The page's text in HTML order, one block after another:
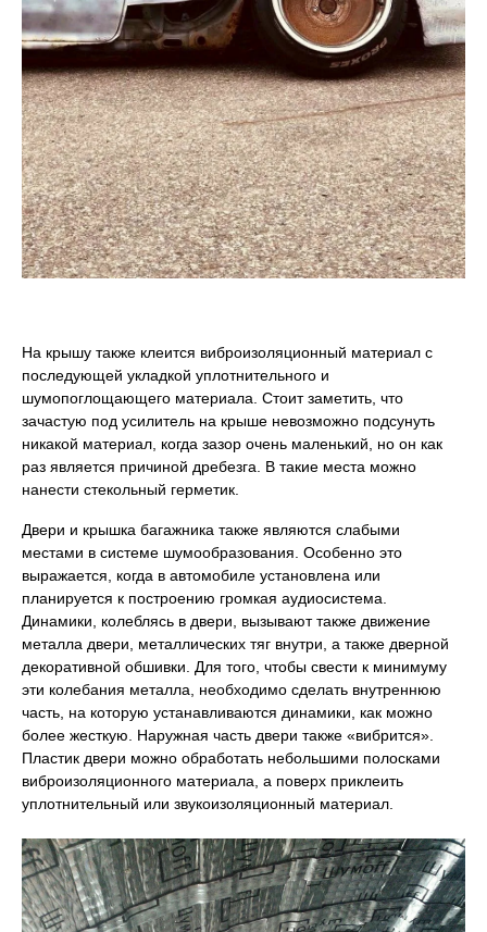
На крышу также клеится виброизоляционный материал с
последующей укладкой уплотнительного и
шумопоглощающего материала. Стоит заметить, что
зачастую под усилитель на крыше невозможно подсунуть
никакой материал, когда зазор очень маленький, но он как
раз является причиной дребезга. В такие места можно
нанести стекольный герметик.
Двери и крышка багажника также являются слабыми
местами в системе шумообразования. Особенно это
выражается, когда в автомобиле установлена или
планируется к построению громкая аудиосистема.
Динамики, колеблясь в двери, вызывают также движение
металла двери, металлических тяг внутри, а также дверной
декоративной обшивки. Для того, чтобы свести к минимуму
эти колебания металла, необходимо сделать внутреннюю
часть, на которую устанавливаются динамики, как можно
более жесткую. Наружная часть двери также «вибрится».
Пластик двери можно обработать небольшими полосками
виброизоляционного материала, а поверх приклеить
уплотнительный или звукоизоляционный материал.